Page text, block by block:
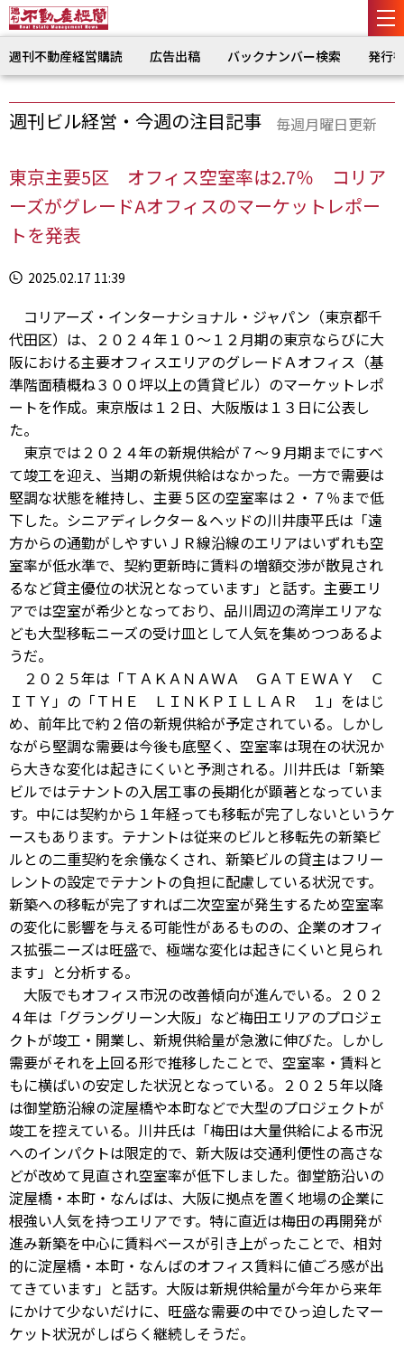
週刊不動産経営購読 広告出稿 バックナンバー検索 発行
週刊ビル経営・今週の注目記事 毎週月曜日更新
東京主要5区 オフィス空室率は2.7％ コリア
ーズがグレードAオフィスのマーケットレポー
トを発表
2025.02.17 11:39
コリアーズ・インターナショナル・ジャパン（東京都千
代田区）は、２０２４年１０～１２月期の東京ならびに大
阪における主要オフィスエリアのグレードＡオフィス（基
準階面積概ね３００坪以上の賃貸ビル）のマーケットレポ
ートを作成。東京版は１２日、大阪版は１３日に公表し
た。
東京では２０２４年の新規供給が７～９月期までにすべ
て竣工を迎え、当期の新規供給はなかった。一方で需要は
堅調な状態を維持し、主要５区の空室率は２・７％まで低
下した。シニアディレクター＆ヘッドの川井康平氏は「遠
方からの通勤がしやすいＪＲ線沿線のエリアはいずれも空
室率が低水準で、契約更新時に賃料の増額交渉が散見され
るなど貸主優位の状況となっています」と話す。主要エリ
アでは空室が希少となっており、品川周辺の湾岸エリアな
ども大型移転ニーズの受け皿として人気を集めつつあるよ
うだ。
２０２５年は「ＴＡＫＡＮＡＷＡ ＧＡＴＥＷＡＹ Ｃ
ＩＴＹ」の「ＴＨＥ ＬＩＮＫＰＩＬＬＡＲ １」をはじ
め、前年比で約２倍の新規供給が予定されている。しかし
ながら堅調な需要は今後も底堅く、空室率は現在の状況か
ら大きな変化は起きにくいと予測される。川井氏は「新築
ビルではテナントの入居工事の長期化が顕著となっていま
す。中には契約から１年経っても移転が完了しないというケ
ースもあります。テナントは従来のビルと移転先の新築ビ
ルとの二重契約を余儀なくされ、新築ビルの貸主はフリー
レントの設定でテナントの負担に配慮している状況です。
新築への移転が完了すれば二次空室が発生するため空室率
の変化に影響を与える可能性があるものの、企業のオフィ
ス拡張ニーズは旺盛で、極端な変化は起きにくいと見られ
ます」と分析する。
大阪でもオフィス市況の改善傾向が進んでいる。２０２
４年は「グラングリーン大阪」など梅田エリアのプロジェ
クトが竣工・開業し、新規供給量が急激に伸びた。しかし
需要がそれを上回る形で推移したことで、空室率・賃料と
もに横ばいの安定した状況となっている。２０２５年以降
は御堂筋沿線の淀屋橋や本町などで大型のプロジェクトが
竣工を控えている。川井氏は「梅田は大量供給による市況
へのインパクトは限定的で、新大阪は交通利便性の高さな
どが改めて見直され空室率が低下しました。御堂筋沿いの
淀屋橋・本町・なんばは、大阪に拠点を置く地場の企業に
根強い人気を持つエリアです。特に直近は梅田の再開発が
進み新築を中心に賃料ベースが引き上がったことで、相対
的に淀屋橋・本町・なんばのオフィス賃料に値ごろ感が出
てきています」と話す。大阪は新規供給量が今年から来年
にかけて少ないだけに、旺盛な需要の中でひっ迫したマー
ケット状況がしばらく継続しそうだ。